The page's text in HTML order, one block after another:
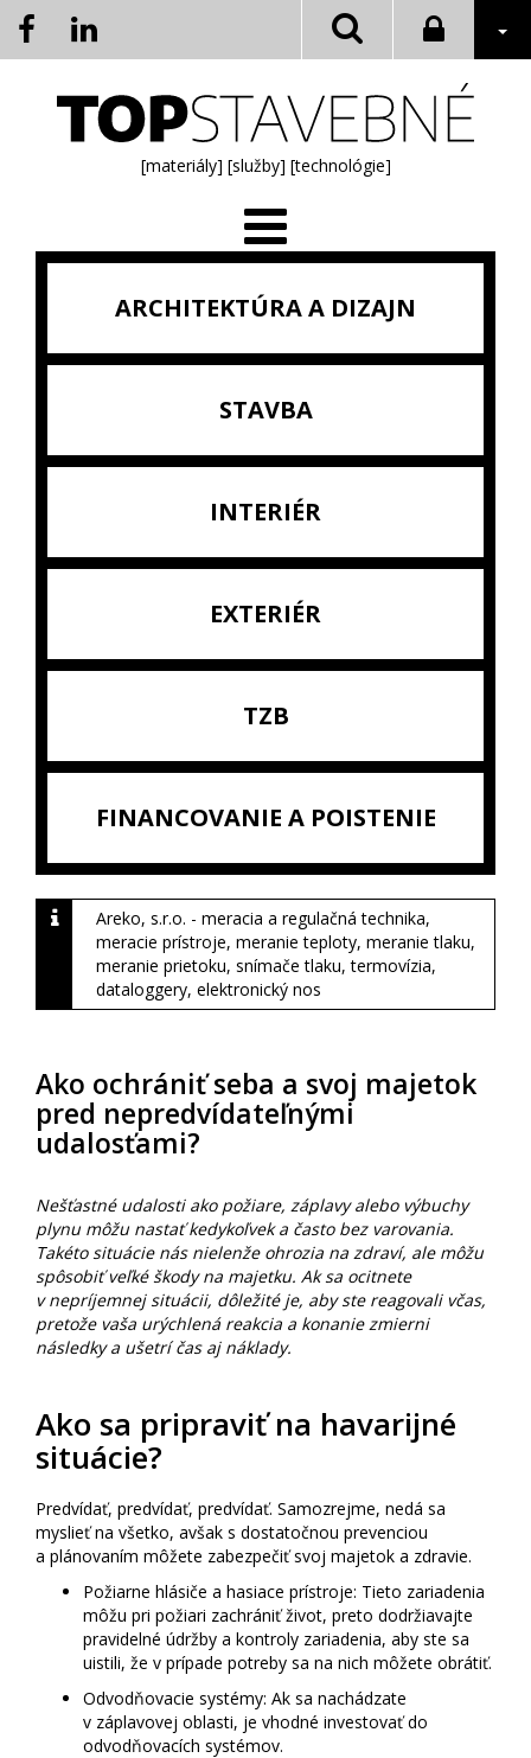
[materiály] [služby] [technológie]
ARCHITEKTÚRA A DIZAJN
STAVBA
INTERIÉR
EXTERIÉR
TZB
FINANCOVANIE A POISTENIE
Areko, s.r.o. - meracia a regulačná technika,
meracie prístroje, meranie teploty, meranie tlaku,
meranie prietoku, snímače tlaku, termovízia,
dataloggery, elektronický nos
Ako ochrániť seba a svoj majetok
pred nepredvídateľnými
udalosťami?
Nešťastné udalosti ako požiare, záplavy alebo výbuchy
plynu môžu nastať kedykoľvek a často bez varovania.
Takéto situácie nás nielenže ohrozia na zdraví, ale môžu
spôsobiť veľké škody na majetku. Ak sa ocitnete
v nepríjemnej situácii, dôležité je, aby ste reagovali včas,
pretože vaša urýchlená reakcia a konanie zmierni
následky a ušetrí čas aj náklady.
Ako sa pripraviť na havarijné
situácie?
Predvídať, predvídať, predvídať. Samozrejme, nedá sa
myslieť na všetko, avšak s dostatočnou prevenciou
a plánovaním môžete zabezpečiť svoj majetok a zdravie.
Požiarne hlásiče a hasiace prístroje: Tieto zariadenia
môžu pri požiari zachrániť život, preto dodržiavajte
pravidelné údržby a kontroly zariadenia, aby ste sa
uistili, že v prípade potreby sa na nich môžete obrátiť.
Odvodňovacie systémy: Ak sa nachádzate
v záplavovej oblasti, je vhodné investovať do
odvodňovacích systémov.